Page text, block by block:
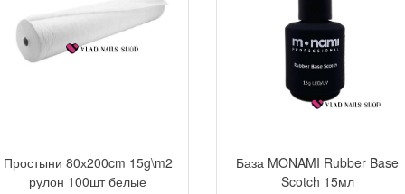
Простыни 80х200cm 15g\m2
рулон 100шт белые
База MONAMI Rubber Base
Scotch 15мл